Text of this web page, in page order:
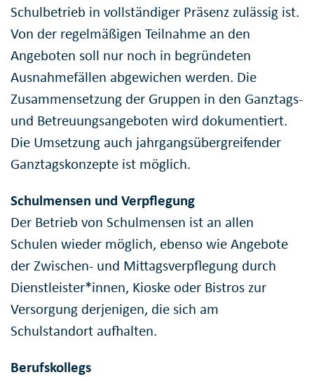
Schulbetrieb in vollständiger Präsenz zulässig ist.
Von der regelmäßigen Teilnahme an den
Angeboten soll nur noch in begründeten
Ausnahmefällen abgewichen werden. Die
Zusammensetzung der Gruppen in den Ganztags-
und Betreuungsangeboten wird dokumentiert.
Die Umsetzung auch jahrgangsübergreifender
Ganztagskonzepte ist möglich.
Schulmensen und Verpflegung
Der Betrieb von Schulmensen ist an allen
Schulen wieder möglich, ebenso wie Angebote
der Zwischen- und Mittagsverpflegung durch
Dienstleister*innen, Kioske oder Bistros zur
Versorgung derjenigen, die sich am
Schulstandort aufhalten.
Berufskollegs